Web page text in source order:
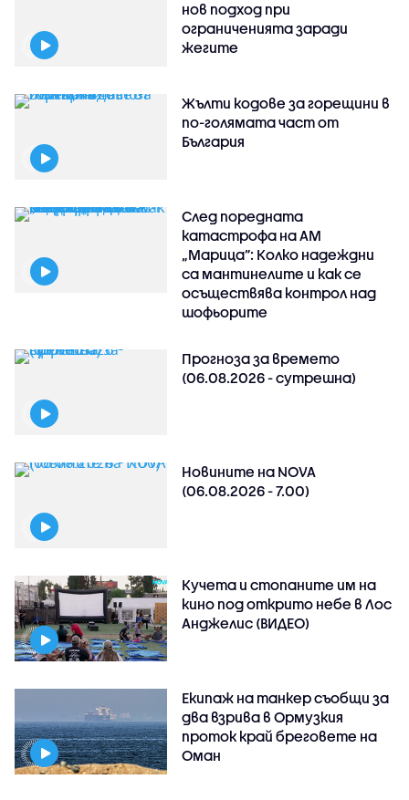
нов подход при
ограниченията заради
жегите
Жълти кодове за горещини в
по-голямата част от
България
След поредната
катастрофа на АМ
„Марица”: Колко надеждни
са мантинелите и как се
осъществява контрол над
шофьорите
Прогноза за времето
(06.08.2026 - сутрешна)
Новините на NOVA
(06.08.2026 - 7.00)
Кучета и стопаните им на
кино под открито небе в Лос
Анджелис (ВИДЕО)
Екипаж на танкер съобщи за
два взрива в Ормузкия
проток край бреговете на
Оман